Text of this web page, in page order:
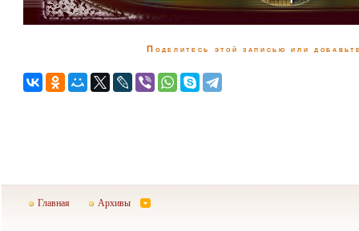
Поделитесь этой записью или
Главная Архивы